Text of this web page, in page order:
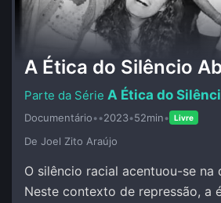
A Ética do Silêncio
A Ética do
Documentário••2023•52min• Livre
De Joel Zito Araújo
O silêncio racial acentuou-se na
Neste contexto de repressão, a